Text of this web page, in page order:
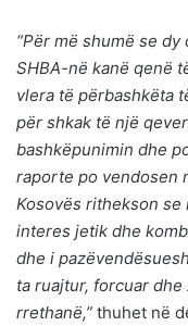
“Për më shumë se
SHBA-në kanë qenë
vlera të përbashkëta
për shkak të një
bashkëpunimin dhe
raporte po vendosen
Kosovës rithekson se
interes jetik dhe
dhe i
ta ruajtur, forcuar
rrethanë,” thuhet në